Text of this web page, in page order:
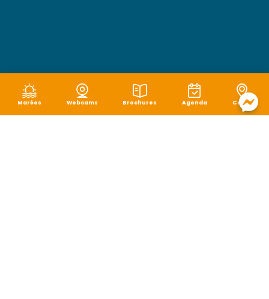
Marées Webcams Brochures Agenda Carte